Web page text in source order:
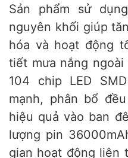
Sản phẩm sử
nguyên khối giúp
hóa và hoạt động
tiết mưa nắng
104 chip LED
mạnh, phân bổ
hiệu quả vào ban
lượng pin
gian hoạt động liên